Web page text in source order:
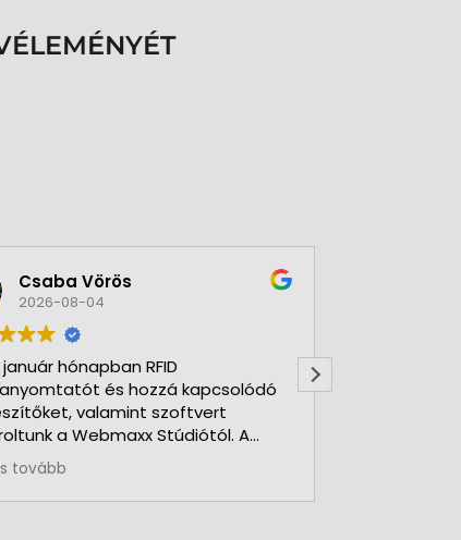
Csaba Vörös
2026-08-04
január hónapban RFID
és hozzá kapcsolódó
valamint szoftvert
a Webmaxx Stúdiótól. A
megkezdése előtt segítettek
szerinti típus
Minden rendben és
tovább